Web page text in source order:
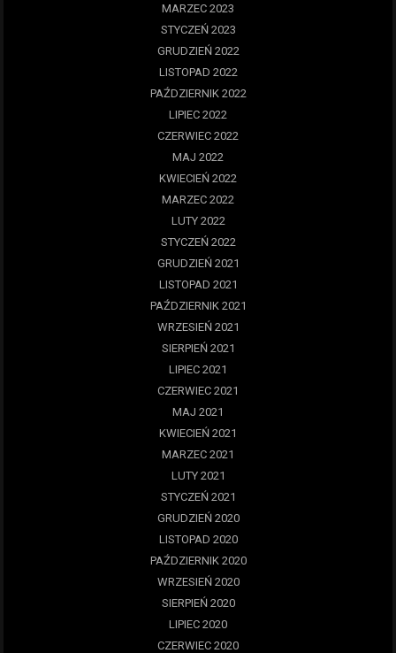
MARZEC 2023
STYCZEŃ 2023
GRUDZIEŃ 2022
LISTOPAD 2022
PAŹDZIERNIK 2022
LIPIEC 2022
CZERWIEC 2022
MAJ 2022
KWIECIEŃ 2022
MARZEC 2022
LUTY 2022
STYCZEŃ 2022
GRUDZIEŃ 2021
LISTOPAD 2021
PAŹDZIERNIK 2021
WRZESIEŃ 2021
SIERPIEŃ 2021
LIPIEC 2021
CZERWIEC 2021
MAJ 2021
KWIECIEŃ 2021
MARZEC 2021
LUTY 2021
STYCZEŃ 2021
GRUDZIEŃ 2020
LISTOPAD 2020
PAŹDZIERNIK 2020
WRZESIEŃ 2020
SIERPIEŃ 2020
LIPIEC 2020
CZERWIEC 2020